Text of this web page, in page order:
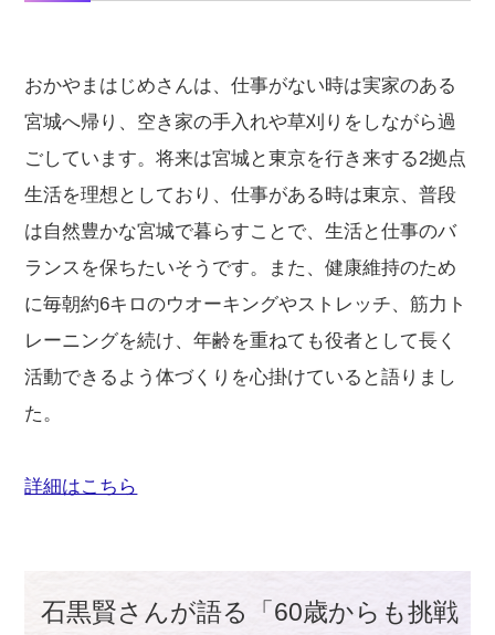
おかやまはじめさんは、仕事がない時は実家のある
宮城へ帰り、空き家の手入れや草刈りをしながら過
ごしています。将来は宮城と東京を行き来する2拠点
生活を理想としており、仕事がある時は東京、普段
は自然豊かな宮城で暮らすことで、生活と仕事のバ
ランスを保ちたいそうです。また、健康維持のため
に毎朝約6キロのウオーキングやストレッチ、筋力ト
レーニングを続け、年齢を重ねても役者として長く
活動できるよう体づくりを心掛けていると語りまし
た。
詳細はこちら
石黒賢さんが語る「60歳からも挑戦